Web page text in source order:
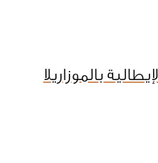
بالموزاريلا